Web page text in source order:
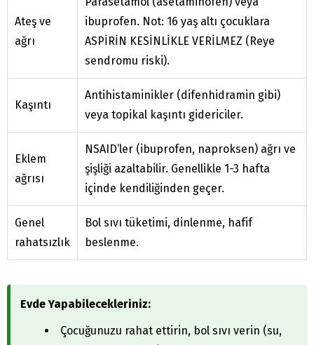
Ateş ve
ağrı
ibuprofen. Not: 16 yaş altı çocuklara
ASPİRİN KESİNLİKLE VERİLMEZ (Reye
sendromu riski).
Kaşıntı
Antihistaminikler (difenhidramin gibi)
veya topikal kaşıntı gidericiler.
Eklem
ağrısı
NSAID’ler (ibuprofen, naproksen) ağrı ve
şişliği azaltabilir. Genellikle 1-3 hafta
içinde kendiliğinden geçer.
Genel
rahatsızlık
Bol sıvı tüketimi, dinlenme, hafif
beslenme.
Evde Yapabilecekleriniz:
Çocuğunuzu rahat ettirin, bol sıvı verin (su,